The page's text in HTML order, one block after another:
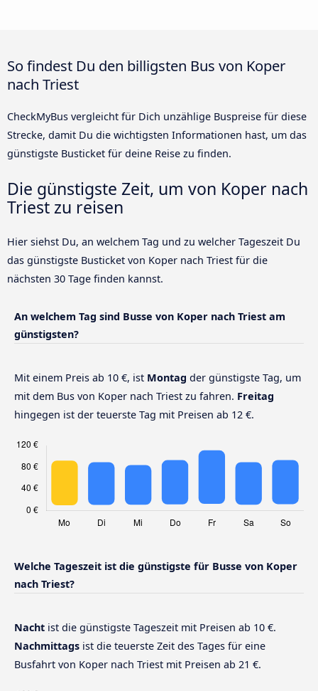
So findest Du den billigsten Bus von Koper
nach Triest
CheckMyBus vergleicht für Dich unzählige Buspreise für diese
Strecke, damit Du die wichtigsten Informationen hast, um das
günstigste Busticket für deine Reise zu finden.
Die günstigste Zeit, um von Koper nach
Triest zu reisen
Hier siehst Du, an welchem Tag und zu welcher Tageszeit Du
das günstigste Busticket von Koper nach Triest für die
nächsten 30 Tage finden kannst.
An welchem Tag sind Busse von Koper nach Triest am
günstigsten?
Mit einem Preis ab 10 €, ist Montag der günstigste Tag, um
mit dem Bus von Koper nach Triest zu fahren. Freitag
hingegen ist der teuerste Tag mit Preisen ab 12 €.
Welche Tageszeit ist die günstigste für Busse von Koper
nach Triest?
Nacht ist die günstigste Tageszeit mit Preisen ab 10 €.
Nachmittags ist die teuerste Zeit des Tages für eine
Busfahrt von Koper nach Triest mit Preisen ab 21 €.